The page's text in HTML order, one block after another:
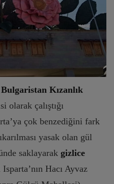
Bulgaristan Kızanlık
olarak çalıştığı
çok benzediğini fark
yasak olan gül
saklayarak gizlice
Hacı Ayvaz